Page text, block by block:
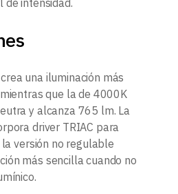
de intensidad.
una iluminación más
que la de 4000K
y alcanza 765 lm. La
driver TRIAC para
versión no regulable
más sencilla cuando no